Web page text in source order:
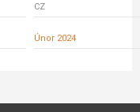
CZ
Únor 2024